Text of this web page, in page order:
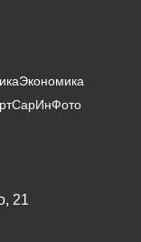
Экономика
СарИнФото
21